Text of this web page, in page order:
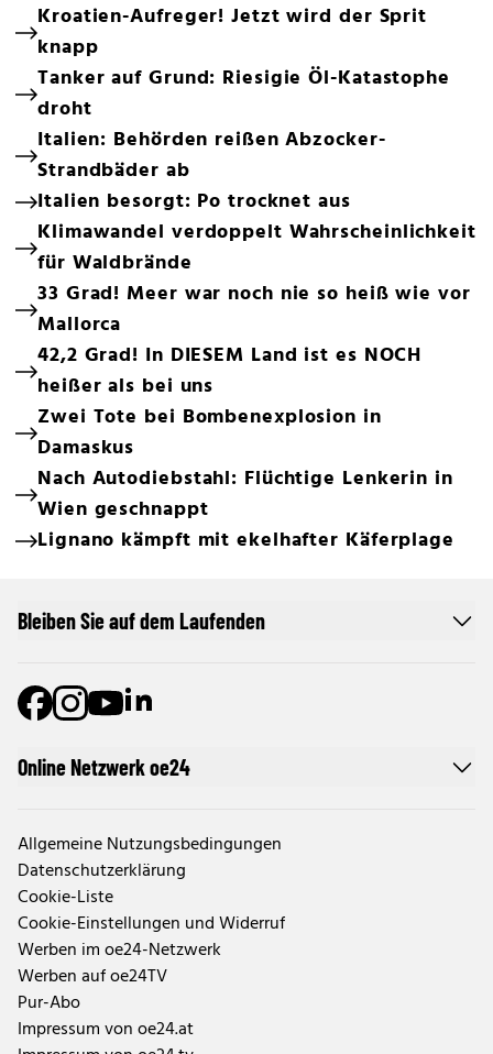
Kroatien-Aufreger! Jetzt wird der Sprit
knapp
Tanker auf Grund: Riesigie Öl-Katastophe
droht
Italien: Behörden reißen Abzocker-
Strandbäder ab
Italien besorgt: Po trocknet aus
Klimawandel verdoppelt Wahrscheinlichkeit
für Waldbrände
33 Grad! Meer war noch nie so heiß wie vor
Mallorca
42,2 Grad! In DIESEM Land ist es NOCH
heißer als bei uns
Zwei Tote bei Bombenexplosion in
Damaskus
Nach Autodiebstahl: Flüchtige Lenkerin in
Wien geschnappt
Lignano kämpft mit ekelhafter Käferplage
Online Netzwerk oe24
Allgemeine Nutzungsbedingungen
Datenschutzerklärung
Cookie-Liste
Cookie-Einstellungen und Widerruf
Werben im oe24-Netzwerk
Werben auf oe24TV
Pur-Abo
Impressum von oe24.at
Bleiben Sie auf dem Laufenden